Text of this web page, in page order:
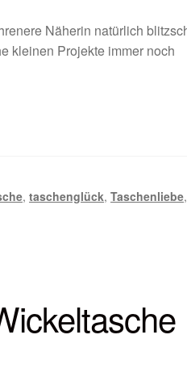
Näherin natürlich
kleinen Projekte immer noch
,taschenglück,Taschenliebe,